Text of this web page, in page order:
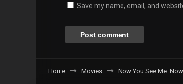
Save my name, email, and
Home Movies Now You See Me: Now